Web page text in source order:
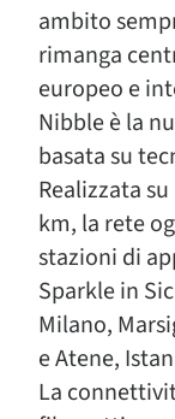
ambito
rimanga
europeo e
Nibble è la
basata su
Realizzata
km, la rete
stazioni di
Sparkle in
Milano,
e Atene,
La